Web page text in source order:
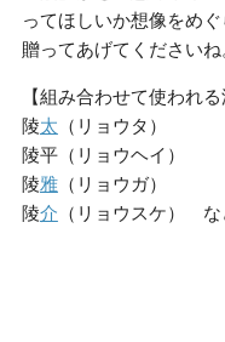
ってほしいか想像をめ
贈ってあげてくださいね
【組み合わせて使われる
陵太 （リョウタ）
陵平（リョウヘイ）
陵雅（リョウガ）
陵介 （リョウスケ） な